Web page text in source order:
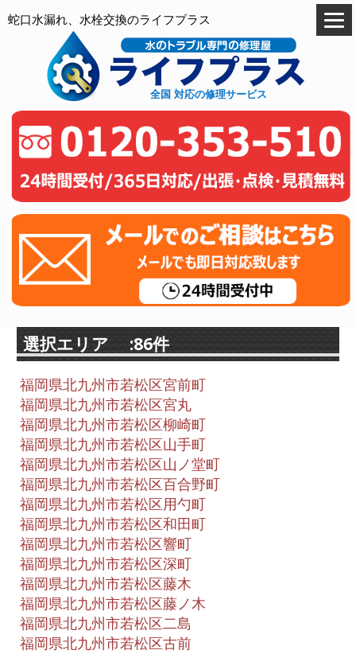
蛇口水漏れ、水栓交換のライフプラス
全国 対応の修理サービス
選択エリア :86件
福岡県北九州市若松区宮前町
福岡県北九州市若松区宮丸
福岡県北九州市若松区柳崎町
福岡県北九州市若松区山手町
福岡県北九州市若松区山ノ堂町
福岡県北九州市若松区百合野町
福岡県北九州市若松区用勺町
福岡県北九州市若松区和田町
福岡県北九州市若松区響町
福岡県北九州市若松区深町
福岡県北九州市若松区藤木
福岡県北九州市若松区藤ノ木
福岡県北九州市若松区二島
福岡県北九州市若松区古前